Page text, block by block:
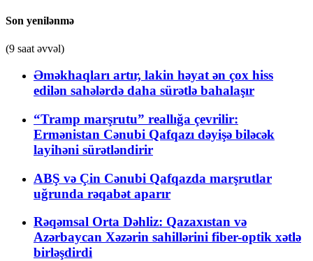
Son yenilənmə
(9 saat əvvəl)
Əməkhaqları artır, lakin həyat ən çox hiss
edilən sahələrdə daha sürətlə bahalaşır
“Tramp marşrutu” reallığa çevrilir:
Ermənistan Cənubi Qafqazı dəyişə biləcək
layihəni sürətləndirir
ABŞ və Çin Cənubi Qafqazda marşrutlar
uğrunda rəqabət aparır
Rəqəmsal Orta Dəhliz: Qazaxıstan və
Azərbaycan Xəzərin sahillərini fiber-optik xətlə
birləşdirdi